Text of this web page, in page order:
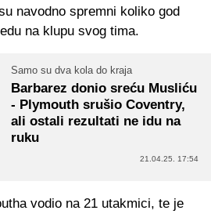
navodno spremni koliko god
na klupu svog tima.
Samo su dva kola do kraja
Barbarez donio sreću Musliću
- Plymouth srušio Coventry,
ali ostali rezultati ne idu na
ruku
21.04.25. 17:54
vodio na 21 utakmici, te je